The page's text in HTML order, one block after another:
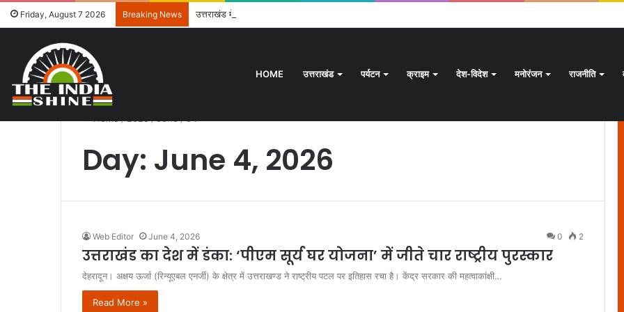
Friday, August 7 2026 Breaking News उत्तराखंड में दिसंबर से पहले ढाई हजार से अधिक पदों के लिए भरे जाएंगे फार्म
HOME उत्तराखंड पर्यटन क्राइम देश-विदेश मनोरंजन राजनीति
Day: June 4, 2026
Web Editor June 4, 2026 0 2
उत्तराखंड का देश में डंका: ‘पीएम सूर्य घर योजना’ में जीते चार राष्ट्रीय पुरस्कार
देहरादून। अक्षय ऊर्जा (रिन्यूएबल एनर्जी) के क्षेत्र में उत्तराखण्ड ने राष्ट्रीय पटल पर इतिहास रचा है। केंद्र सरकार की महत्वाकांक्षी…
Read More »